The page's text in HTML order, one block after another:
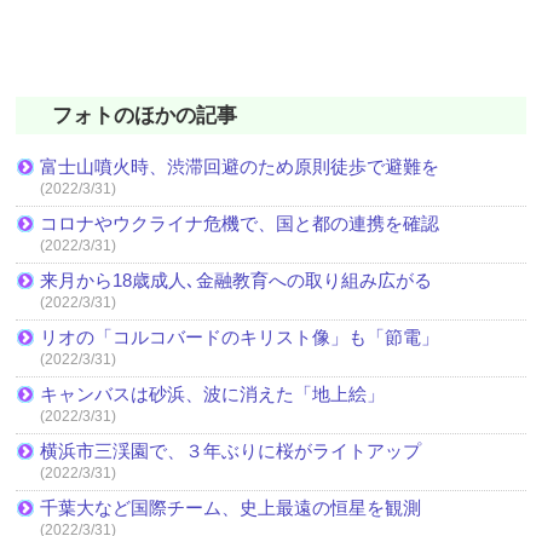
フォトのほかの記事
富士山噴火時、渋滞回避のため原則徒歩で避難を
(2022/3/31)
コロナやウクライナ危機で、国と都の連携を確認
(2022/3/31)
来月から18歳成人､金融教育への取り組み広がる
(2022/3/31)
リオの「コルコバードのキリスト像」も「節電」
(2022/3/31)
キャンバスは砂浜、波に消えた「地上絵」
(2022/3/31)
横浜市三渓園で、３年ぶりに桜がライトアップ
(2022/3/31)
千葉大など国際チーム、史上最遠の恒星を観測
(2022/3/31)